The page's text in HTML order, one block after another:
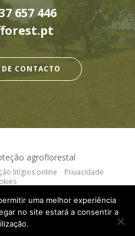
657 446
CONTACTO
agroflorestal
litígios online
Privacidade
uma melhor experiência
no site estará a consentir a